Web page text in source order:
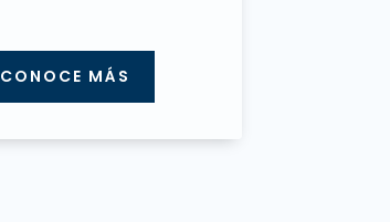
CONOCE MÁS